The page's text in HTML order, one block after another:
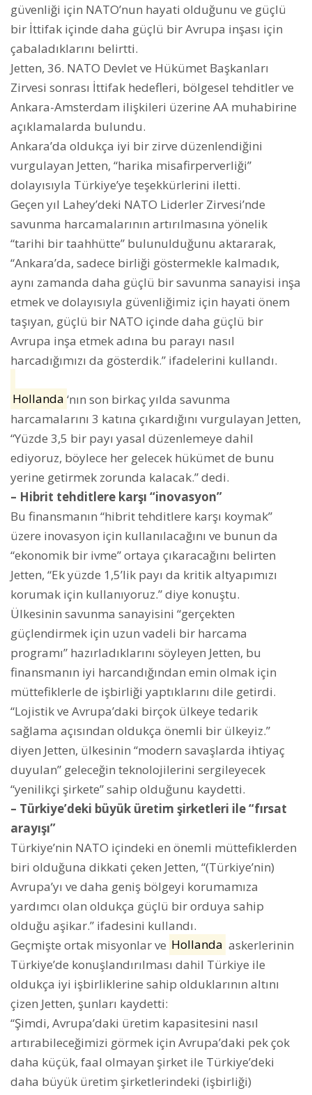
güvenliği için NATO’nun hayati olduğunu ve güçlü
bir İttifak içinde daha güçlü bir Avrupa inşası için
çabaladıklarını belirtti.
Jetten, 36.⁠ ⁠NATO Devlet ve Hükümet Başkanları
Zirvesi sonrası İttifak hedefleri, bölgesel tehditler ve
Ankara-Amsterdam ilişkileri üzerine AA muhabirine
açıklamalarda bulundu.
Ankara’da oldukça iyi bir zirve düzenlendiğini
vurgulayan Jetten, “harika misafirperverliği”
dolayısıyla Türkiye’ye teşekkürlerini iletti.
Geçen yıl Lahey’deki NATO Liderler Zirvesi’nde
savunma harcamalarının artırılmasına yönelik
“tarihi bir taahhütte” bulunulduğunu aktararak,
“Ankara’da, sadece birliği göstermekle kalmadık,
aynı zamanda daha güçlü bir savunma sanayisi inşa
etmek ve dolayısıyla güvenliğimiz için hayati önem
taşıyan, güçlü bir NATO içinde daha güçlü bir
Avrupa inşa etmek adına bu parayı nasıl
harcadığımızı da gösterdik.” ifadelerini kullandı.
Hollanda ‘nın son birkaç yılda savunma
harcamalarını 3 katına çıkardığını vurgulayan Jetten,
“Yüzde 3,5 bir payı yasal düzenlemeye dahil
ediyoruz, böylece her gelecek hükümet de bunu
yerine getirmek zorunda kalacak.” dedi.
– Hibrit tehditlere karşı “inovasyon”
Bu finansmanın “hibrit tehditlere karşı koymak”
üzere inovasyon için kullanılacağını ve bunun da
“ekonomik bir ivme” ortaya çıkaracağını belirten
Jetten, “Ek yüzde 1,5’lik payı da kritik altyapımızı
korumak için kullanıyoruz.” diye konuştu.
Ülkesinin savunma sanayisini “gerçekten
güçlendirmek için uzun vadeli bir harcama
programı” hazırladıklarını söyleyen Jetten, bu
finansmanın iyi harcandığından emin olmak için
müttefiklerle de işbirliği yaptıklarını dile getirdi.
“Lojistik ve Avrupa’daki birçok ülkeye tedarik
sağlama açısından oldukça önemli bir ülkeyiz.”
diyen Jetten, ülkesinin “modern savaşlarda ihtiyaç
duyulan” geleceğin teknolojilerini sergileyecek
“yenilikçi şirkete” sahip olduğunu kaydetti.
– Türkiye’deki büyük üretim şirketleri ile “fırsat
arayışı”
Türkiye’nin NATO içindeki en önemli müttefiklerden
biri olduğuna dikkati çeken Jetten, “(Türkiye’nin)
Avrupa’yı ve daha geniş bölgeyi korumamıza
yardımcı olan oldukça güçlü bir orduya sahip
olduğu aşikar.” ifadesini kullandı.
Geçmişte ortak misyonlar ve Hollanda askerlerinin
Türkiye’de konuşlandırılması dahil Türkiye ile
oldukça iyi işbirliklerine sahip olduklarının altını
çizen Jetten, şunları kaydetti:
“Şimdi, Avrupa’daki üretim kapasitesini nasıl
artırabileceğimizi görmek için Avrupa’daki pek çok
daha küçük, faal olmayan şirket ile Türkiye’deki
daha büyük üretim şirketlerindeki (işbirliği)